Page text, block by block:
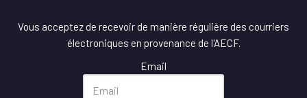
Vous acceptez de recevoir de manière régulière des courriers
électroniques en provenance de l'AECF.
Email